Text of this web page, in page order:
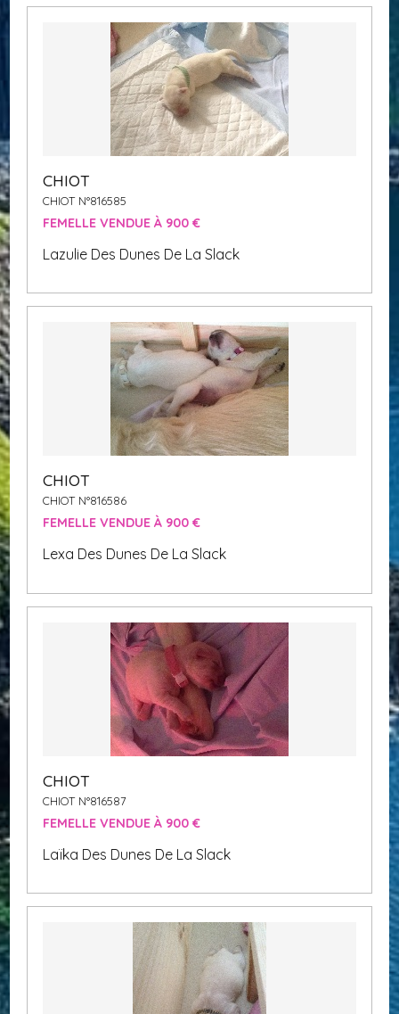
CHIOT
CHIOT N°816585
FEMELLE VENDUE À 900 €
Lazulie Des Dunes De La Slack
CHIOT
CHIOT N°816586
FEMELLE VENDUE À 900 €
Lexa Des Dunes De La Slack
CHIOT
CHIOT N°816587
FEMELLE VENDUE À 900 €
Laïka Des Dunes De La Slack